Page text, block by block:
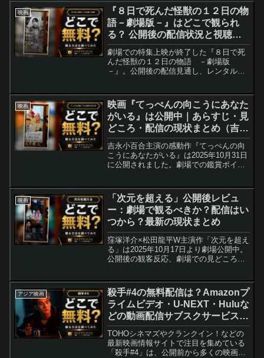
ました。劇場に行く前に押さえておきた
い情報を全網羅。
映画
『８日で死んだ怪獣の１２日の物
語－劇場版－』はどこで観られ
る？ 公開後の配信状況と視聴ル
ートまとめ
劇場での特集上映が終了した『８日で死
んだ怪獣の１２日の物語 －劇場版
－』。公開後の配信見通し、レンタル・
最安ルートを探す人向けの実践ガイドで
す。
映画
映画『てっぺんの向こうにあなた
がいる』は公開中｜あらすじ・見
どころ・配信の現状まとめ（吉永
小百合・天海祐希・のん）
吉永小百合主演の感動作『てっぺんの向
こうにあなたがいる』は2025年10月31日
に公開されました。劇場での鑑賞ポイン
通しを整理してお届けします。
映画
「次元を超える」公開後レビュ
ー：劇場で観るべきか？配信はい
つから？最新の現状まとめ
窪塚洋介×松田龍平W主演作「次元を超え
る」は2025年10月17日より劇場公開中。
公開後の観客反応、劇場での見どころ、
の実用情報付き。
アジア映画
殺手#4の無料配信は？Amazonプ
ライムビデオ・U-NEXT・Huluな
どの動画配信サブスクサービスを
調査【ジェフリー・ガイ・リョ
ン・コイイン】
TOHOシネマズやクランクイン！などの
最新映画情報サイトで注目を集めている
「殺手#4」は、公開前から多くの映画フ